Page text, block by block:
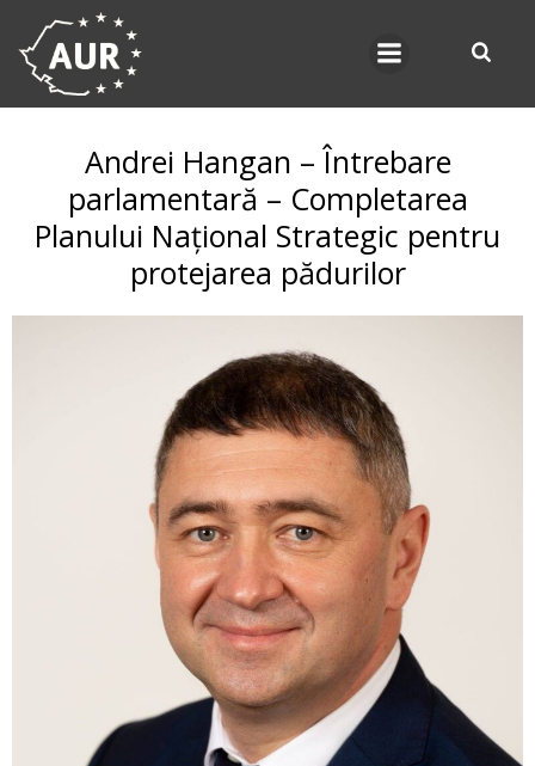
Andrei Hangan – Întrebare
parlamentară – Completarea
Planului Național Strategic pentru
protejarea pădurilor